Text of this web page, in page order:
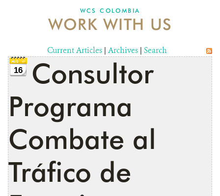
NEWS
PUBLICATIONS
ANNUAL REPORT WCS COLOMBIA
MEDIA COVERAGE
DONATE
WCS COLOMBIA
WORK WITH US
Current Articles | Archives | Search
16
Consultor
Programa
Combate al
Tráfico de